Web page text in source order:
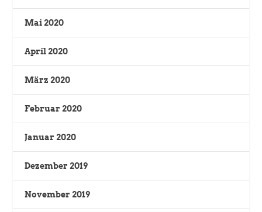
Mai 2020
April 2020
März 2020
Februar 2020
Januar 2020
Dezember 2019
November 2019